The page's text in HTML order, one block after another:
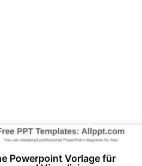
Powerpoint Vorlage für